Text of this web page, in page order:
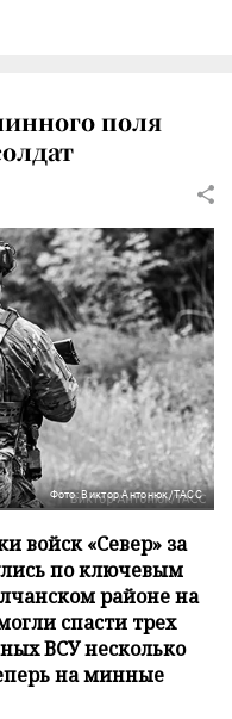
поля
Фото: Виктор Антонюк/ТАСС
войск «Север» за
по ключевым
районе на
спасти трех
ВСУ несколько
на минные